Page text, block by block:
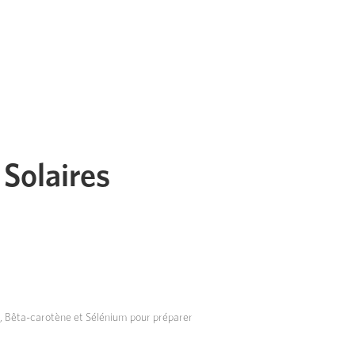
Solaires
Bêta-carotène et Sélénium pour préparer